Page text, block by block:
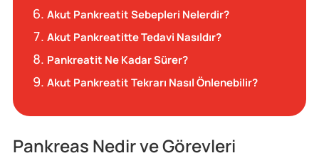
Akut Pankreatit Sebepleri Nelerdir?
Akut Pankreatitte Tedavi Nasıldır?
Pankreatit Ne Kadar Sürer?
Akut Pankreatit Tekrarı Nasıl Önlenebilir?
Pankreas Nedir ve Görevleri